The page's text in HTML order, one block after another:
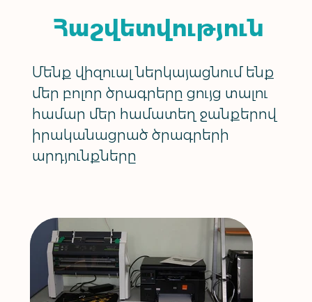
Մենք վիզուալ ներկայացնում ենք
մեր բոլոր ծրագրերը ցույց տալու
համար մեր համատեղ ջանքերով
իրականացրած ծրագրերի
արդյունքները
Հաշվետվություն